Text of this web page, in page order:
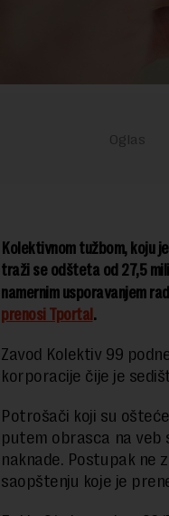
Kolektivnom tužbom, koju
traži se odšteta od 27,5
namernim usporavanjem
prenosi Tportal .
Zavod Kolektiv 99
korporacije čije je
Potrošači koji su
putem obrasca na
naknade. Postupak ne
saopštenju koje je